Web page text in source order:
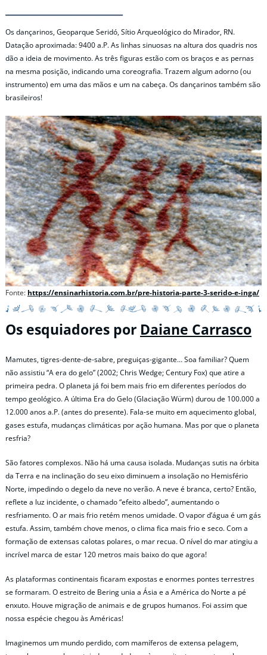
Os dançarinos, Geoparque Seridó, Sítio Arqueológico do Mirador, RN.
Datação aproximada: 9400 a.P. As linhas sinuosas na altura dos quadris nos
dão a ideia de movimento. As três figuras estão com os braços e as pernas
na mesma posição, indicando uma coreografia. Trazem algum adorno (ou
instrumento) em uma das mãos e um na cabeça. Os dançarinos também são
brasileiros!
Fonte: https://ensinarhistoria.com.br/pre-historia-parte-3-serido-e-inga/
Os esquiadores por Daiane Carrasco
Mamutes, tigres-dente-de-sabre, preguiças-gigante… Soa familiar? Quem
não assistiu “A era do gelo” (2002; Chris Wedge; Century Fox) que atire a
primeira pedra. O planeta já foi bem mais frio em diferentes períodos do
tempo geológico. A última Era do Gelo (Glaciação Würm) durou de 100.000 a
12.000 anos a.P. (antes do presente). Fala-se muito em aquecimento global,
gases estufa, mudanças climáticas por ação humana. Mas por que o planeta
resfria?
São fatores complexos. Não há uma causa isolada. Mudanças sutis na órbita
da Terra e na inclinação do seu eixo diminuem a insolação no Hemisfério
Norte, impedindo o degelo da neve no verão. A neve é branca, certo? Então,
reflete a luz incidente, o chamado “efeito albedo”, aumentando o
resfriamento. O ar mais frio retém menos umidade. O vapor d’água é um gás
estufa. Assim, também chove menos, o clima fica mais frio e seco. Com a
formação de extensas calotas polares, o mar recua. O nível do mar atingiu a
incrível marca de estar 120 metros mais baixo do que agora!
As plataformas continentais ficaram expostas e enormes pontes terrestres
se formaram. O estreito de Bering unia a Ásia e a América do Norte a pé
enxuto. Houve migração de animais e de grupos humanos. Foi assim que
nossa espécie chegou às Américas!
Imaginemos um mundo perdido, com mamíferos de extensa pelagem,